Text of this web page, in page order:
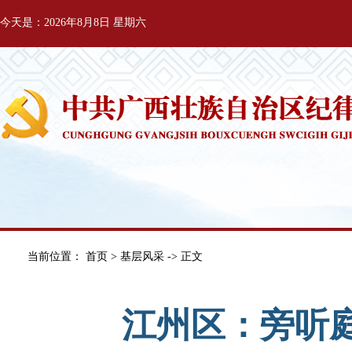
今天是：2026年8月8日 星期六
当前位置： 首页 > 基层风采 -> 正文
江州区：旁听